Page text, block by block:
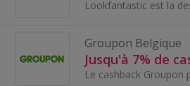
Groupon Belgique
Jusqu'à 7% de